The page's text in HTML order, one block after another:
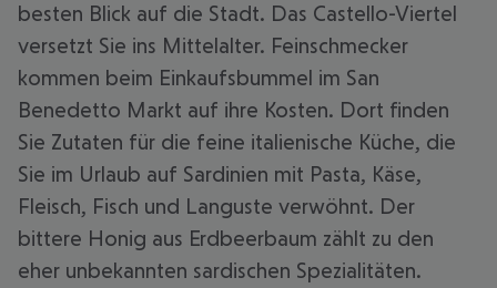
besten Blick auf die Stadt. Das Castello-Viertel
versetzt Sie ins Mittelalter. Feinschmecker
kommen beim Einkaufsbummel im San
Benedetto Markt auf ihre Kosten. Dort finden
Sie Zutaten für die feine italienische Küche, die
Sie im Urlaub auf Sardinien mit Pasta, Käse,
Fleisch, Fisch und Languste verwöhnt. Der
bittere Honig aus Erdbeerbaum zählt zu den
eher unbekannten sardischen Spezialitäten.